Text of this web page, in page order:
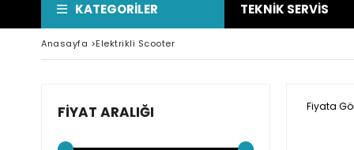
KATEGORILER TEKNIK SERVIS
Anasayfa >Elektrikli Scooter
FIYAT ARALIĞI Fiyata